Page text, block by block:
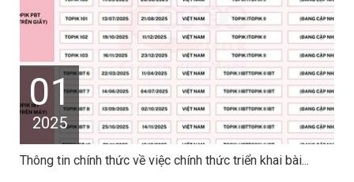
01
2025
Thông tin chính thức về việc chính thức triển khai bài...